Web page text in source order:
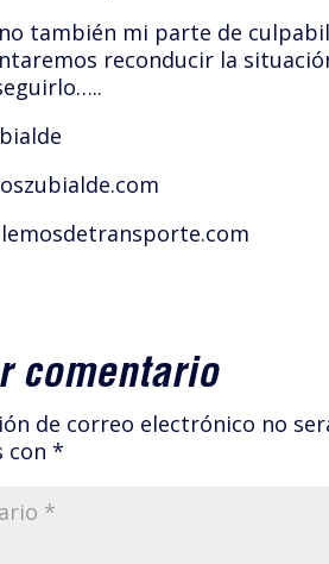
también mi parte de
reconducir la
comentario
de correo electrónico no
con*